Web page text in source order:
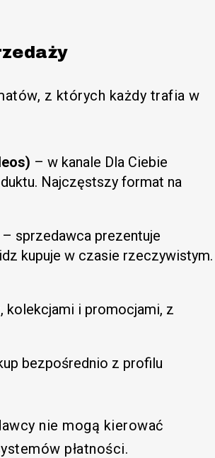
z których każdy trafia w
– w kanale Dla Ciebie
Najczęstszy format na
– sprzedawca prezentuje
kupuje w czasie rzeczywistym.
kolekcjami i promocjami, z
bezpośrednio z profilu
nie mogą kierować
płatności.